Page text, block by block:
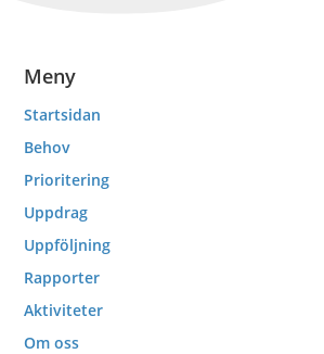
Meny
Startsidan
Behov
Prioritering
Uppdrag
Uppföljning
Rapporter
Aktiviteter
Om oss